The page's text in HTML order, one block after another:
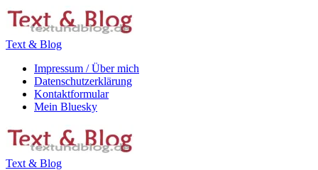
Zum
Inhalt
Text & Blog
Impressum / Über mich
Datenschutzerklärung
Kontaktformular
Mein Bluesky
Text & Blog